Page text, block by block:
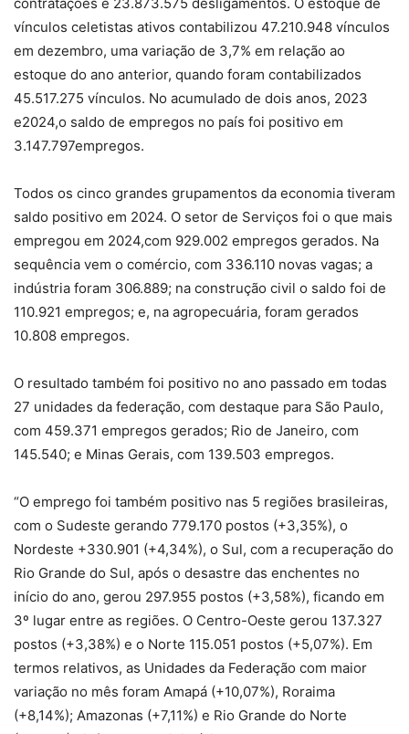
vínculos celetistas ativos contabilizou 47.210.948 vínculos
em dezembro, uma variação de 3,7% em relação ao
estoque do ano anterior, quando foram contabilizados
45.517.275 vínculos. No acumulado de dois anos, 2023
e2024,o saldo de empregos no país foi positivo em
3.147.797empregos.
Todos os cinco grandes grupamentos da economia tiveram
saldo positivo em 2024. O setor de Serviços foi o que mais
empregou em 2024,com 929.002 empregos gerados. Na
sequência vem o comércio, com 336.110 novas vagas; a
indústria foram 306.889; na construção civil o saldo foi de
110.921 empregos; e, na agropecuária, foram gerados
10.808 empregos.
O resultado também foi positivo no ano passado em todas
27 unidades da federação, com destaque para São Paulo,
com 459.371 empregos gerados; Rio de Janeiro, com
145.540; e Minas Gerais, com 139.503 empregos.
“O emprego foi também positivo nas 5 regiões brasileiras,
com o Sudeste gerando 779.170 postos (+3,35%), o
Nordeste +330.901 (+4,34%), o Sul, com a recuperação do
Rio Grande do Sul, após o desastre das enchentes no
início do ano, gerou 297.955 postos (+3,58%), ficando em
3º lugar entre as regiões. O Centro-Oeste gerou 137.327
postos (+3,38%) e o Norte 115.051 postos (+5,07%). Em
termos relativos, as Unidades da Federação com maior
variação no mês foram Amapá (+10,07%), Roraima
(+8,14%); Amazonas (+7,11%) e Rio Grande do Norte